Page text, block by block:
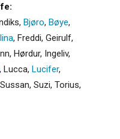
, Bjøro, Bøye,
, Freddi, Geirulf,
, Hørdur, Ingeliv,
, Lucca, Lucifer,
Sussan, Suzi, Torius,